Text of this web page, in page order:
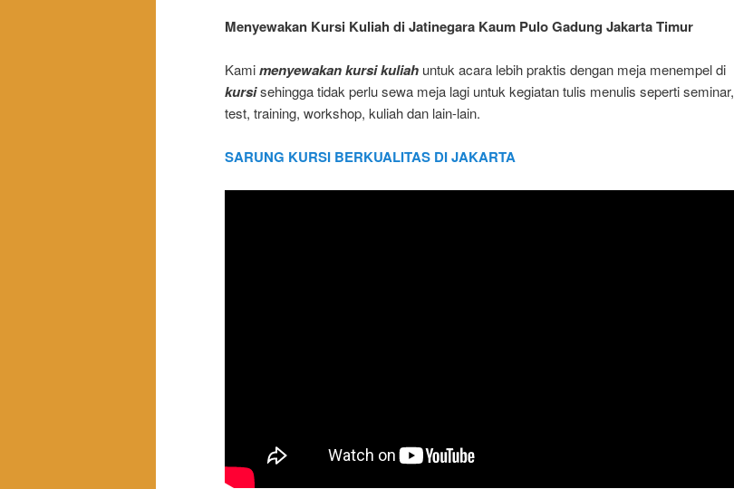
Menyewakan Kursi Kuliah di Jatinegara Kaum Pulo Gadung Jakarta Timur
Kamimenyewakan kursi kuliah untuk acara lebih praktis dengan meja menempel di
kursisehingga tidak perlu sewa meja lagi untuk kegiatan tulis menulis seperti seminar,
test, training, workshop, kuliah dan lain-lain.
SARUNG KURSI BERKUALITAS DI JAKARTA